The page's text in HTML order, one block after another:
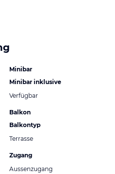
Minibar
Minibar inklusive
Verfügbar
Balkon
Balkontyp
Terrasse
Zugang
Aussenzugang